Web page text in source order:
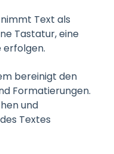
Text als
Tastatur, eine
erfolgen.
bereinigt den
Formatierungen.
und
Textes